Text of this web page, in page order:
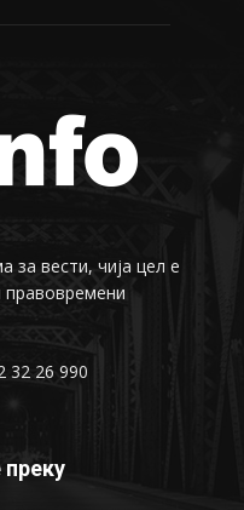
вести, чија цел е
правовремени
32 26 990